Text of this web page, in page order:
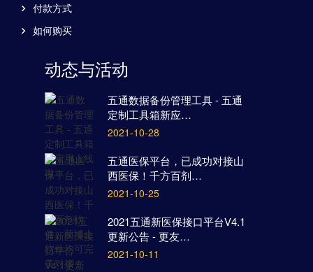
付款方式
如何购买
动态与活动
五通数据备份管理工具 - 五通
定制工具箱新应…
2021-10-28
五通医保平台，已成功对接山
西医保！千方百剂…
2021-10-25
2021五通新医保接口平台V4.1
更新公告 - 更友…
2021-10-11